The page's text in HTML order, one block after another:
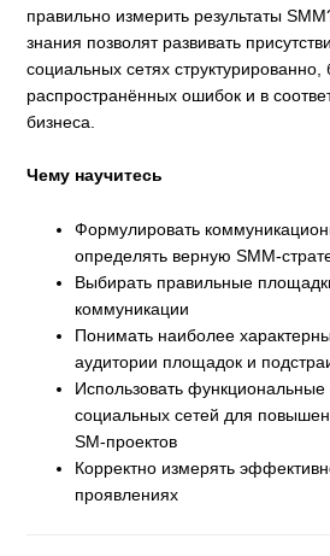
правильно измерить результаты
знания позволят развивать
социальных сетях
распространённых ошибок и в
бизнеса.
Чему научитесь
Формулировать
определять верную SMM-
Выбирать правильные
коммуникации
Понимать наиболее
аудитории площадок и
Использовать функциональные
социальных сетей для
SM-проектов
Корректно измерять
проявлениях